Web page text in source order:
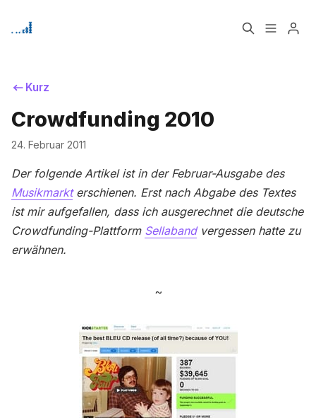
Home
Kurz
Crowdfunding 2010
24. Februar 2011
Der folgende Artikel ist in der Februar-Ausgabe des
Musikmarkterschienen. Erst nach Abgabe des Textes
ist mir aufgefallen, dass ich ausgerechnet die deutsche
Crowdfunding-Plattform Sellabandvergessen hatte zu
erwähnen.
~